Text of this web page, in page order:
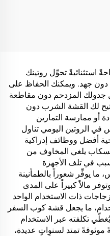
استثنائيةً تحوِّل روتينك
جهد. ويمكنك الحفاظ على
جدولك المزدحم دون مقاطعة
تتيح لك القشة الشرب دون
أو ممارسة التمارين
في الروتين اليومي تناول
أفضل ووظائف إدراكية
يلغي المخاوف من
في تلف الأجهزة
ما يوفِّر شعوراً بالطمأنينة
مالاً كبيراً على المدى
ذات الاستخدام الواحد
ما يجعل قشة كوب السفر
تكلفته عبر الاستخدام
موثوقةً تمتد لسنواتٍ عديدة،